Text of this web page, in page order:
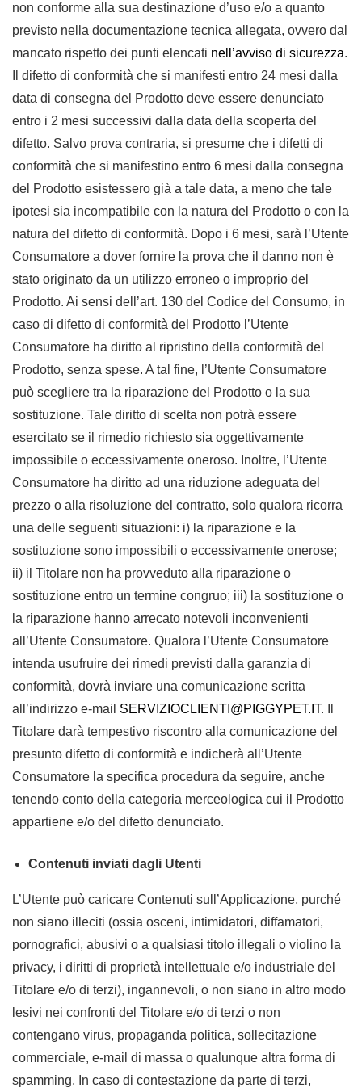
non conforme alla sua destinazione d’uso e/o a quanto
previsto nella documentazione tecnica allegata, ovvero dal
mancato rispetto dei punti elencati nell’avviso di sicurezza.
Il difetto di conformità che si manifesti entro 24 mesi dalla
data di consegna del Prodotto deve essere denunciato
entro i 2 mesi successivi dalla data della scoperta del
difetto. Salvo prova contraria, si presume che i difetti di
conformità che si manifestino entro 6 mesi dalla consegna
del Prodotto esistessero già a tale data, a meno che tale
ipotesi sia incompatibile con la natura del Prodotto o con la
natura del difetto di conformità. Dopo i 6 mesi, sarà l’Utente
Consumatore a dover fornire la prova che il danno non è
stato originato da un utilizzo erroneo o improprio del
Prodotto. Ai sensi dell’art. 130 del Codice del Consumo, in
caso di difetto di conformità del Prodotto l’Utente
Consumatore ha diritto al ripristino della conformità del
Prodotto, senza spese. A tal fine, l’Utente Consumatore
può scegliere tra la riparazione del Prodotto o la sua
sostituzione. Tale diritto di scelta non potrà essere
esercitato se il rimedio richiesto sia oggettivamente
impossibile o eccessivamente oneroso. Inoltre, l’Utente
Consumatore ha diritto ad una riduzione adeguata del
prezzo o alla risoluzione del contratto, solo qualora ricorra
una delle seguenti situazioni: i) la riparazione e la
sostituzione sono impossibili o eccessivamente onerose;
ii) il Titolare non ha provveduto alla riparazione o
sostituzione entro un termine congruo; iii) la sostituzione o
la riparazione hanno arrecato notevoli inconvenienti
all’Utente Consumatore. Qualora l’Utente Consumatore
intenda usufruire dei rimedi previsti dalla garanzia di
conformità, dovrà inviare una comunicazione scritta
all’indirizzo e-mail SERVIZIOCLIENTI@PIGGYPET.IT. Il
Titolare darà tempestivo riscontro alla comunicazione del
presunto difetto di conformità e indicherà all’Utente
Consumatore la specifica procedura da seguire, anche
tenendo conto della categoria merceologica cui il Prodotto
appartiene e/o del difetto denunciato.
Contenuti inviati dagli Utenti
L’Utente può caricare Contenuti sull’Applicazione, purché
non siano illeciti (ossia osceni, intimidatori, diffamatori,
pornografici, abusivi o a qualsiasi titolo illegali o violino la
privacy, i diritti di proprietà intellettuale e/o industriale del
Titolare e/o di terzi), ingannevoli, o non siano in altro modo
lesivi nei confronti del Titolare e/o di terzi o non
contengano virus, propaganda politica, sollecitazione
commerciale, e-mail di massa o qualunque altra forma di
spamming. In caso di contestazione da parte di terzi,